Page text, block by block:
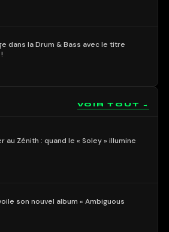
dans la Drum & Bass avec le titre
VOIR TOUT →
au Zénith : quand le « Soley » illumine
son nouvel album « Ambiguous